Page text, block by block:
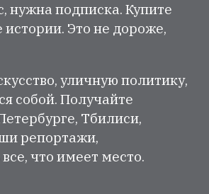
нужна подписка. Купите
Это не дороже,
уличную политику,
собой. Получайте
Тбилиси,
репортажи,
что имеет место.